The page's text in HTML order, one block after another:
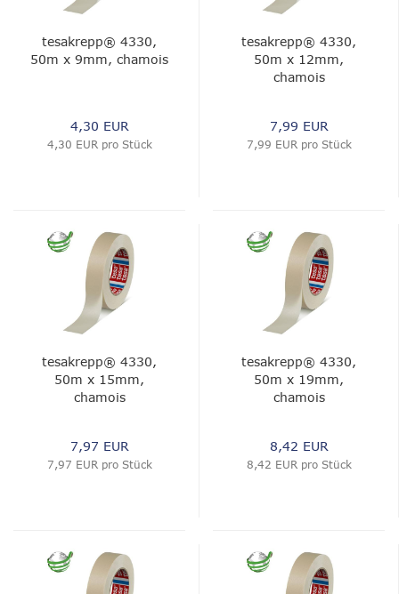
tesakrepp® 4330,
50m x 9mm, chamois
4,30 EUR
4,30 EUR pro Stück
tesakrepp® 4330,
50m x 12mm,
chamois
7,99 EUR
7,99 EUR pro Stück
tesakrepp® 4330,
50m x 15mm,
chamois
7,97 EUR
7,97 EUR pro Stück
tesakrepp® 4330,
50m x 19mm,
chamois
8,42 EUR
8,42 EUR pro Stück